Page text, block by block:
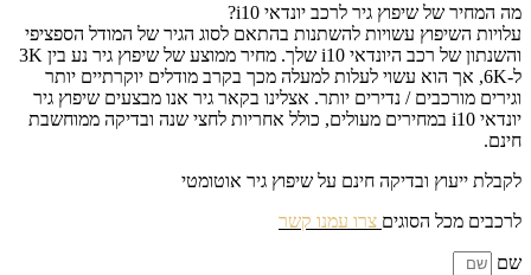
מה המחיר של שיפוץ גיר לרכב יונדאי i10?
עלויות השיפוץ עשויות להשתנות בהתאם לסוג הגיר של המודל הספציפי
והשנתון של רכב היונדאי i10 שלך. מחיר ממוצע של שיפוץ גיר נע בין 3K
ל-6K, אך הוא עשוי לעלות למעלה מכך בקרב מודלים יוקרתיים יותר
וגירים מורכבים / נדירים יותר. אצלינו בקאר גיר אנו מבצעים שיפוץ גיר
יונדאי i10 במחירים מעולים, כולל אחריות לחצי שנה ובדיקה ממוחשבת
חינם.
לקבלת ייעוץ ובדיקה חינם על שיפוץ גיר אוטומטי
לרכבים מכל הסוגים צרו עמנו קשר
שם